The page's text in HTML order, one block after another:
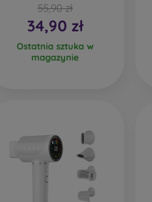
55,90 zł
34,90 zł
Ostatnia sztuka w
magazynie